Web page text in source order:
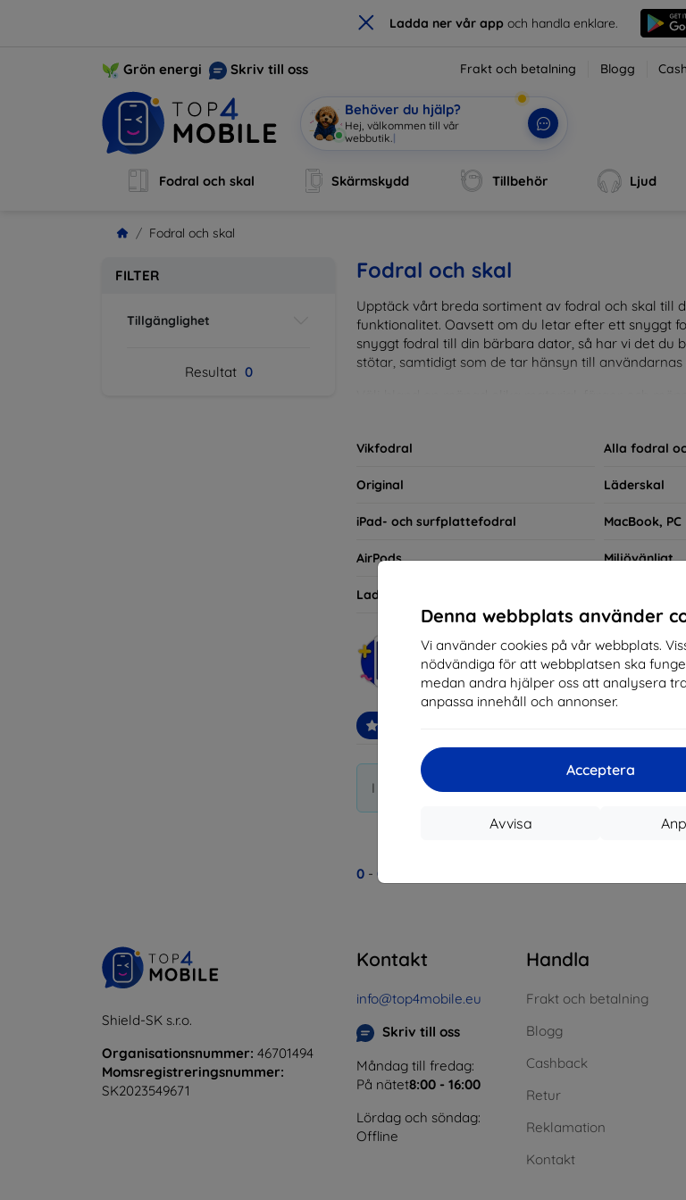
× Ladda ner vår app och handla enklare.
Denna webbplats använder
Vi använder cookies på vår webbplats.
nödvändiga för att webbplatsen ska
medan andra hjälper oss att analysera
anpassa innehåll och annonser.
Acceptera
Avvisa
Grön energi Skriv till oss Frakt och betalning Blogg
Behöver du hjälp?
Hej, välkommen till vår
webbutik. |
Fodral och skal Skärmskydd Tillbehör Ljud
Fodral och skal
FILTER
Tillgänglighet
Resultat 0
Fodral och skal
Upptäck vårt breda sortiment av fodral och skal till
funktionalitet. Oavsett om du letar efter ett snyggt
snyggt fodral till din bärbara dator, så har vi det du
stötar, samtidigt som de tar hänsyn till
inte bara praktiska utan också moderiktiga, vilket
eller de som bara vill skydda sin investering, vi finns
Vikfodral Alla fodral
Original Läderskal
iPad- och surfplattefodral MacBook, PC
AirPods Miljövänligt
Laddningsetuier
Snabbsökning
Motorola Moto G60
I did not find any active products.
0 - 0
Shield-SK s.r.o.
Organisationsnummer: 46701494
Momsregistreringsnummer:
SK2023549671
Kontakt
info@top4mobile.eu
Skriv till oss
Måndag till fredag:
På nätet8:00 - 16:00
Lördag och söndag:
Offline
Handla
Frakt och betalning
Blogg
Cashback
Retur
Reklamation
Kontakt